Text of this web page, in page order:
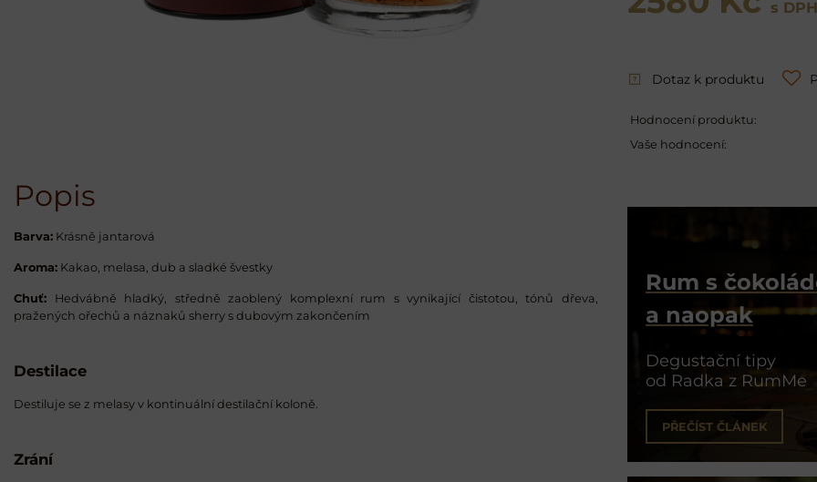
s DPH
Dotaz k produktu
Hodnocení produktu:
Vaše hodnocení:
Popis
Barva: Krásně jantarová
Aroma: Kakao, melasa, dub a sladké švestky
Chuť: Hedvábně hladký, středně zaoblený komplexní rum s vynikající čistotou, tónů dřeva,
pražených ořechů a náznaků sherry s dubovým zakončením
Destilace
Destiluje se z melasy v kontinuální destilační koloně.
Zrání
Rum s
a naopak
Degustační tipy
od Radka z RumMe
PŘEČÍST ČLÁNEK